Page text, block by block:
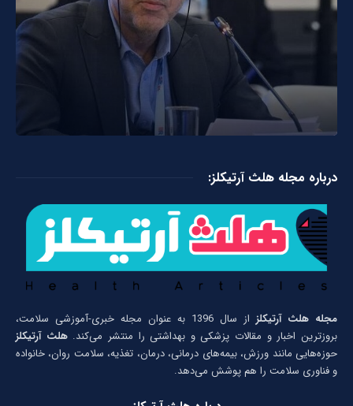
درباره مجله هلث آرتیکلز:
مجله هلث آرتیکلز
از سال 1396 به عنوان مجله خبری-آموزشی سلامت،
بروزترین اخبار و مقالات پزشکی و بهداشتی را منتشر می‌کند.هلث آرتیکلز
حوزه‌هایی مانند ورزش، بیمه‌های درمانی، درمان، تغذیه، سلامت روان، خانواده
و فناوری سلامت را هم پوشش می‌دهد.